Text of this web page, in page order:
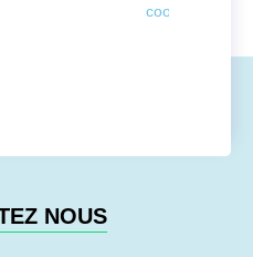
coordinator
NOUS